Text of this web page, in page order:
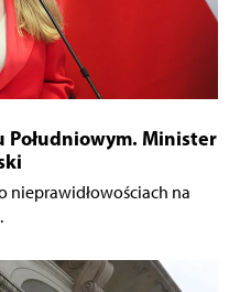
Południowym. Minister
nieprawidłowościach na